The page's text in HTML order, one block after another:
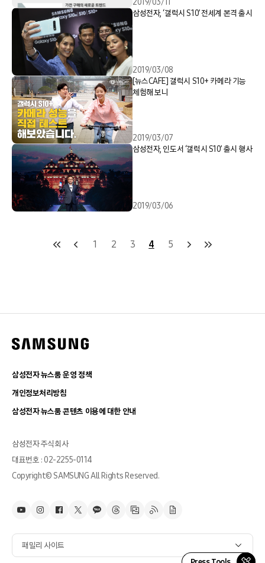
2019/03/11
삼성전자, ‘갤럭시 S10’ 전세계 본격 출시
2019/03/08
[뉴스CAFE] 갤럭시 S10+ 카메라 기능
체험해 보니
2019/03/07
삼성전자, 인도서 ‘갤럭시 S10’ 출시 행사
2019/03/06
1 2 3 4 5
삼성전자 뉴스룸 운영 정책
개인정보처리방침
삼성전자 뉴스룸 콘텐츠 이용에 대한 안내
삼성전자 주식회사
대표번호 : 02-2255-0114
Copyright© SAMSUNG All Rights Reserved.
패밀리 사이트